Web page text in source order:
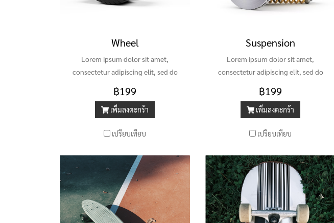
Wheel
Lorem ipsum dolor sit amet,
consectetur adipiscing elit, sed do
฿199
เพิ่มลงตะกร้า
เปรียบเทียบ
Suspension
Lorem ipsum dolor sit amet,
consectetur adipiscing elit, sed do
฿199
เพิ่มลงตะกร้า
เปรียบเทียบ